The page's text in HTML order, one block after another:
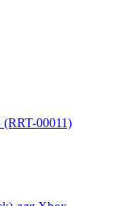
00011)